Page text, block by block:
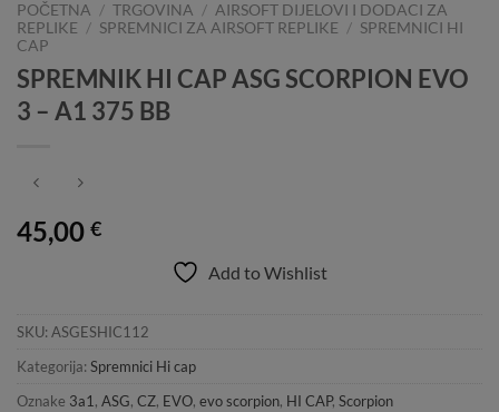
POČETNA / TRGOVINA / AIRSOFT DIJELOVI I DODACI ZA
REPLIKE / SPREMNICI ZA AIRSOFT REPLIKE / SPREMNICI HI
CAP
SPREMNIK HI CAP ASG SCORPION EVO
3 – A1 375 BB
45,00 €
Add to Wishlist
SKU: ASGESHIC112
Kategorija: Spremnici Hi cap
Oznake 3a1, ASG, CZ, EVO, evo scorpion, HI CAP, Scorpion